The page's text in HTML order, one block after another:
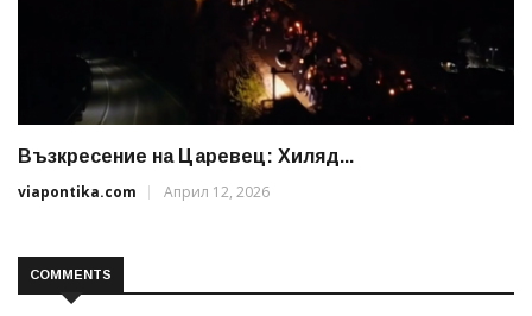
Възкресение на Царевец: Хиляд...
viapontika.com
Април 12, 2026
COMMENTS